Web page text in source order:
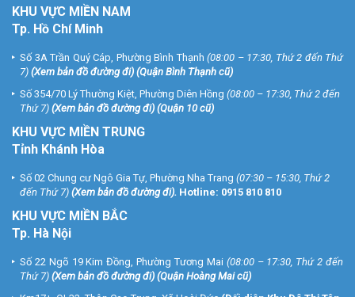
KHU VỰC MIỀN NAM
Tp. Hồ Chí Minh
Số 3A Trần Quý Cáp, Phường Bình Thạnh (08:00 – 17:30, Thứ 2 đến Thứ
7) (Xem bản đồ đường đi) (Quận Bình Thạnh cũ)
Số 354/70 Lý Thường Kiệt, Phường Diên Hồng (08:00 – 17:30, Thứ 2 đến
Thứ 7) (Xem bản đồ đường đi) (Quận 10 cũ)
KHU VỰC MIỀN TRUNG
Tỉnh Khánh Hòa
Số 02 Chung cư Ngô Gia Tự, Phường Nha Trang (07:30 – 15:30, Thứ 2
đến Thứ 7) (Xem bản đồ đường đi). Hotline: 0915 810 810
KHU VỰC MIỀN BẮC
Tp. Hà Nội
Số 22 Ngõ 19 Kim Đồng, Phường Tương Mai (08:00 – 17:30, Thứ 2 đến
Thứ 7) (Xem bản đồ đường đi) (Quận Hoàng Mai cũ)